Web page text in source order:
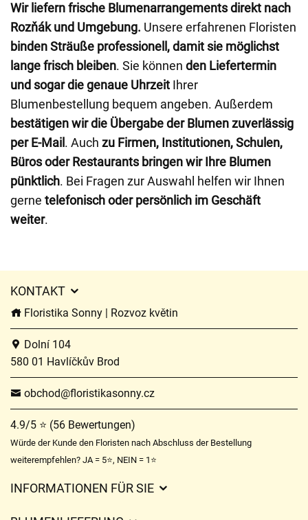
Wir liefern frische Blumenarrangements direkt nach
Rozňák und Umgebung. Unsere erfahrenen Floristen
binden Sträuße professionell, damit sie möglichst
lange frisch bleiben. Sie können den Liefertermin
und sogar die genaue Uhrzeit Ihrer
Blumenbestellung bequem angeben. Außerdem
bestätigen wir die Übergabe der Blumen zuverlässig
per E-Mail . Auch zu Firmen, Institutionen, Schulen,
Büros oder Restaurants bringen wir Ihre Blumen
pünktlich. Bei Fragen zur Auswahl helfen wir Ihnen
gerne telefonisch oder persönlich im Geschäft
weiter.
KONTAKT
Floristika Sonny | Rozvoz květin
Dolní 104
580 01 Havlíčkův Brod
obchod@floristikasonny.cz
4.9/5 ⭐ (56 Bewertungen)
Würde der Kunde den Floristen nach Abschluss der Bestellung
weiterempfehlen? JA = 5⭐, NEIN = 1⭐
INFORMATIONEN FÜR SIE